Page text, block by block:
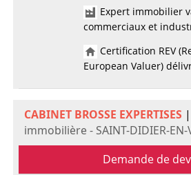
Expert immobilier
commerciaux et
Certification REV
European Valuer)
CABINET BROSSE EXPERTISES |
immobilière - SAINT-DIDIER-EN-
Demande de